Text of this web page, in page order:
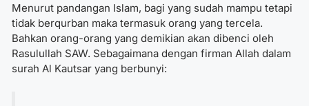
Menurut pandangan Islam, bagi yang sudah mampu tetapi
tidak berqurban maka termasuk orang yang tercela.
Bahkan orang-orang yang demikian akan dibenci oleh
Rasulullah SAW. Sebagaimana dengan firman Allah dalam
surah Al Kautsar yang berbunyi: